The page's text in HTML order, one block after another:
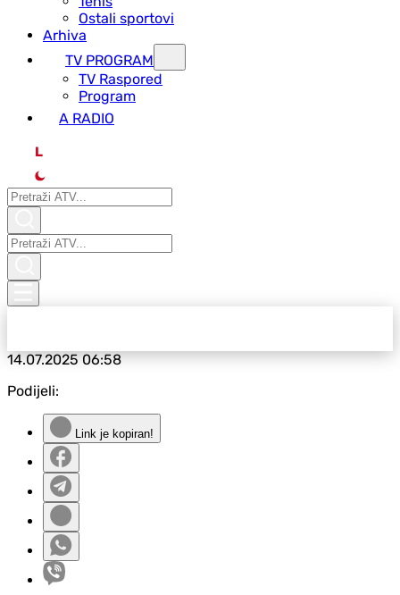
Ostali sportovi
Arhiva
TV PROGRAM
ТV Raspored
Program
A RADIO
L
14.07.202506:58
Podijeli:
Link je kopiran!